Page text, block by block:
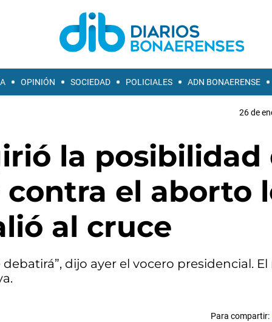
OPINIÓN SOCIEDAD POLICIALES ADN BONAERENSE
26 de
la posibilidad
el aborto
al cruce
dijo ayer el vocero presidencial.
Para compartir: